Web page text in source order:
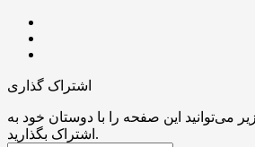
اشتراک گذاری
می‌توانید این صفحه را با دوستان خود به
اشتراک بگذارید.